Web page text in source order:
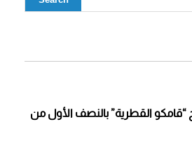
“قامكو القطرية” بالنصف الأول من